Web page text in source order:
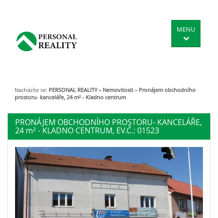
MENU
Nacházíte se: PERSONAL REALITY » Nemovitosti » Pronájem obchodního
prostoru- kanceláře, 24 m² - Kladno centrum
PRONÁJEM OBCHODNÍHO PROSTORU- KANCELÁŘE,
24 m²- KLADNO CENTRUM, EV.Č.: 01523